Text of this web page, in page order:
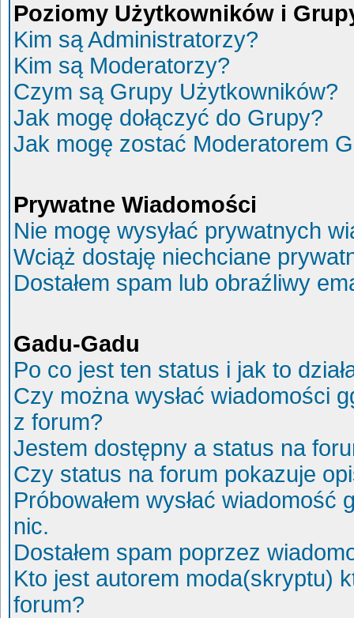
Poziomy Użytkowników i
Kim są Administratorzy?
Kim są Moderatorzy?
Czym są Grupy Użytkowników?
Jak mogę dołączyć do Grupy?
Jak mogę zostać Moderatorem
Prywatne Wiadomości
Nie mogę wysyłać prywatnych
Wciąż dostaję niechciane
Dostałem spam lub obraźliwy
Gadu-Gadu
Po co jest ten status i jak to
Czy można wysłać wiadomości
z forum?
Jestem dostępny a status na
Czy status na forum pokazuje
Próbowałem wysłać
nic.
Dostałem spam poprzez
Kto jest autorem moda(skryptu)
forum?